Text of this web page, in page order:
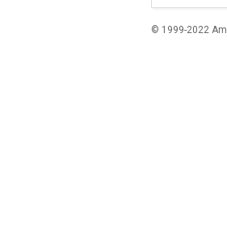
© 1999-2022